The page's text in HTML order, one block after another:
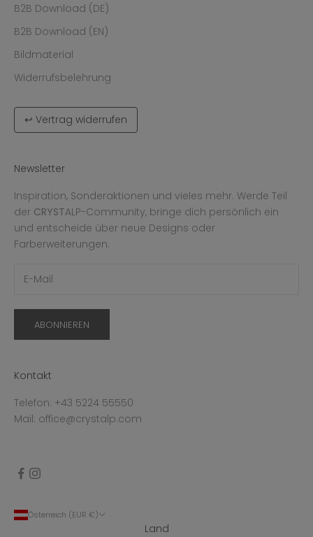
B2B Download (DE)
B2B Download (EN)
Bildmaterial
Widerrufsbelehrung
↩ Vertrag widerrufen
Newsletter
Inspiration, Sonderaktionen und vieles mehr. Werde Teil
der CRYSTALP-Community, bringe dich persönlich ein
und entscheide über neue Designs oder
Farberweiterungen.
ABONNIEREN
Kontakt
Telefon: +43 5224 55550
Mail: office@crystalp.com
Österreich (EUR €)
Land